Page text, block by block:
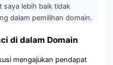
saya lebih baik tidak
dalam pemilihan domain.
di dalam Domain
mengajukan pendapat